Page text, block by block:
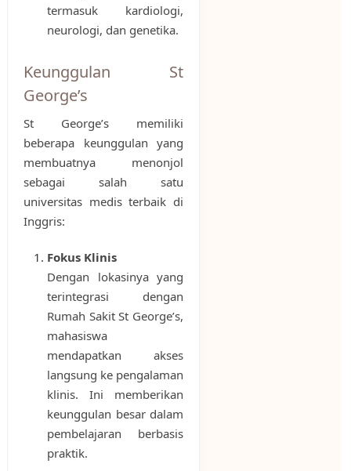
termasuk kardiologi,
neurologi, dan genetika.
Keunggulan St
George’s
St George’s memiliki
beberapa keunggulan yang
membuatnya menonjol
sebagai salah satu
universitas medis terbaik di
Inggris:
Fokus Klinis
Dengan lokasinya yang
terintegrasi dengan
Rumah Sakit St George’s,
mahasiswa
mendapatkan akses
langsung ke pengalaman
klinis. Ini memberikan
keunggulan besar dalam
pembelajaran berbasis
praktik.